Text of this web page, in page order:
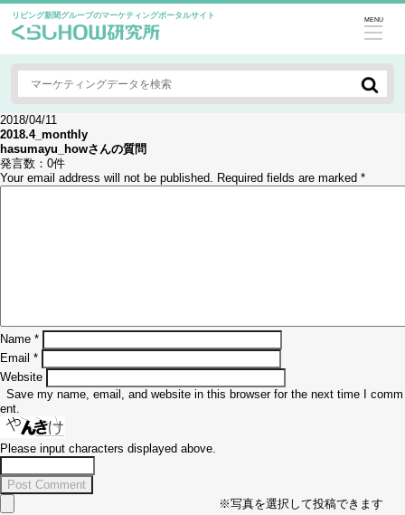
リビング新聞グループのマーケティングポータルサイト MENU
2018/04/11
2018.4_monthly
hasumayu_howさんの質問
発言数： 0件
Your email address will not be published. Required fields are marked *
Name *
Email *
Website
Save my name, email, and website in this browser for the next time I comm
ent.
Please input characters displayed above.
※写真を選択して投稿できます